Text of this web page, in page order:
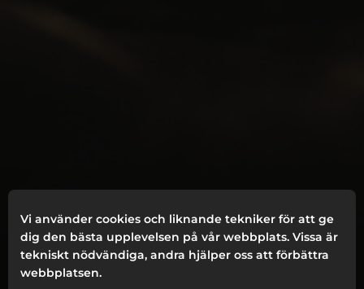
Vi använder cookies och liknande tekniker för att ge
dig den bästa upplevelsen på vår webbplats. Vissa är
tekniskt nödvändiga, andra hjälper oss att förbättra
webbplatsen.